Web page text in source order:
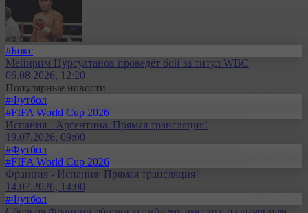
#Бокс
Мейирим Нурсултанов проведёт бой за титул WBC
06.08.2026, 12:20
Популярные новости
#Футбол
#FIFA World Cup 2026
Испания - Аргентина: Прямая трансляция!
19.07.2026, 09:00
#Футбол
#FIFA World Cup 2026
Франция - Испания: Прямая трансляция!
14.07.2026, 14:00
#Футбол